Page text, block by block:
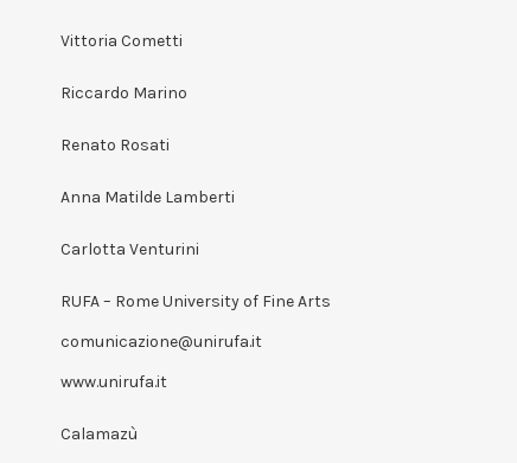
Vittoria Cometti
Riccardo Marino
Renato Rosati
Anna Matilde Lamberti
Carlotta Venturini
RUFA – Rome University of Fine Arts
comunicazione@unirufa.it
www.unirufa.it
Calamazù